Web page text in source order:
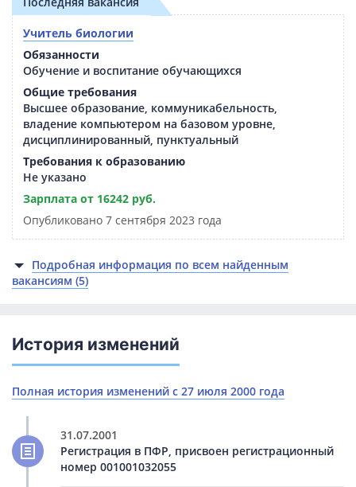
Учитель биологии
Обязанности
Обучение и воспитание обучающихся
Общие требования
Высшее образование, коммуникабельность,
владение компьютером на базовом уровне,
дисциплинированный, пунктуальный
Требования к образованию
Не указано
Зарплата от 16242 руб.
Опубликовано 7 сентября 2023 года
Подробная информация по всем найденным
вакансиям (5)
История изменений
Полная история изменений с 27 июля 2000 года
31.07.2001
Регистрация в ПФР, присвоен регистрационный
номер 001001032055